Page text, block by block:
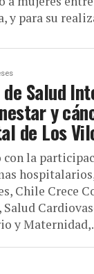
y para su
Salud
y
de Los
la
Chile Crece
y